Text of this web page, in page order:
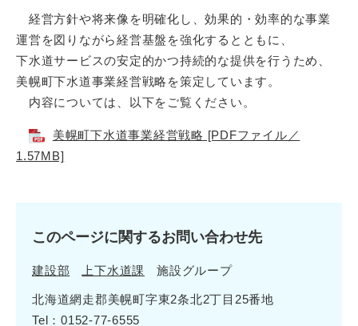
経営方針や将来像を明確化し、効果的・効率的な事業
運営を図りながら経営基盤を強化するとともに、
下水道サービスの安定的かつ持続的な提供を行うため、
美幌町下水道事業経営戦略を策定しています。
内容については、以下をご覧ください。
美幌町下水道事業経営戦略 [PDFファイル／
1.57MB]
このページに関するお問い合わせ先
建設部 上下水道課 施設グループ
北海道網走郡美幌町字東2条北2丁目25番地
Tel：0152-77-6555